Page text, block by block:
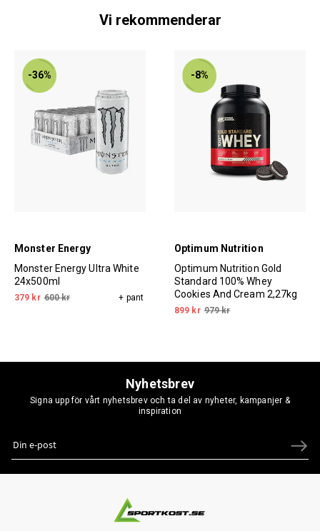
Vi rekommenderar
-36%
Monster Energy
Monster Energy Ultra White
24x500ml
379 kr 600 kr + pant
-8%
Optimum Nutrition
Optimum Nutrition Gold
Standard 100% Whey
Cookies And Cream 2,27kg
899 kr 979 kr
Nyhetsbrev
Signa upp för vårt nyhetsbrev och ta del av nyheter, kampanjer &
inspiration